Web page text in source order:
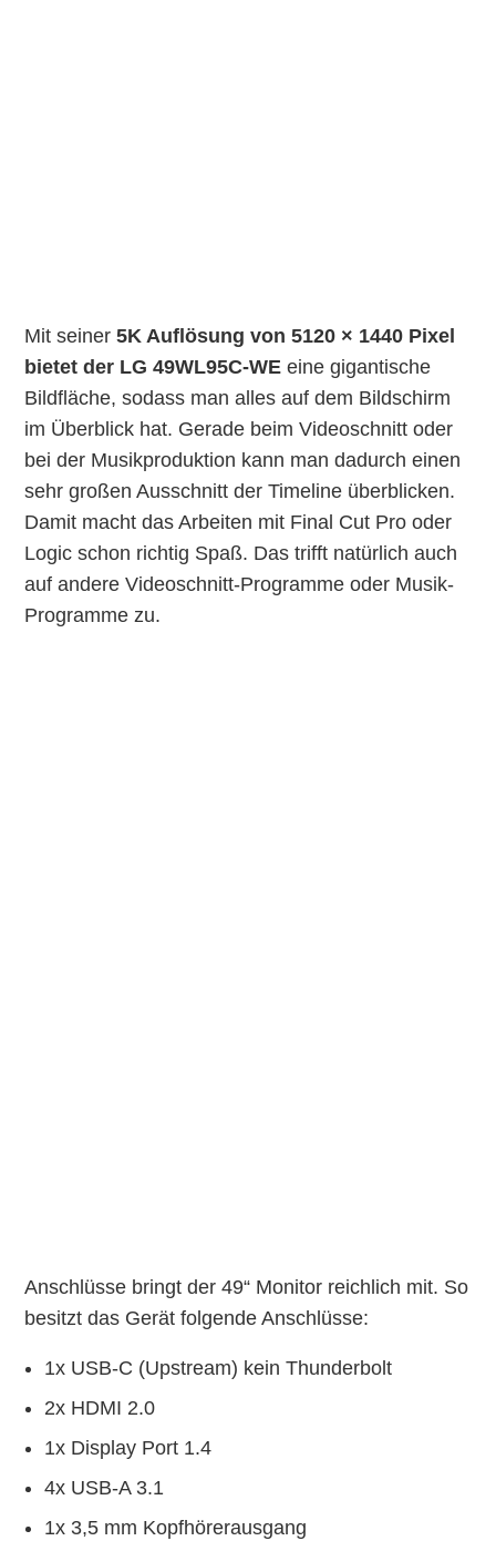
Mit seiner5K Auflösung von 5120 × 1440 Pixel
bietet der LG 49WL95C-WE eine gigantische
Bildfläche, sodass man alles auf dem Bildschirm
im Überblick hat. Gerade beim Videoschnitt oder
bei der Musikproduktion kann man dadurch einen
sehr großen Ausschnitt der Timeline überblicken.
Damit macht das Arbeiten mit Final Cut Pro oder
Logic schon richtig Spaß. Das trifft natürlich auch
auf andere Videoschnitt-Programme oder Musik-
Programme zu.
Anschlüsse bringt der 49“ Monitor reichlich mit. So
besitzt das Gerät folgende Anschlüsse:
1x USB-C (Upstream) kein Thunderbolt
2x HDMI 2.0
1x Display Port 1.4
4x USB-A 3.1
1x 3,5 mm Kopfhörerausgang